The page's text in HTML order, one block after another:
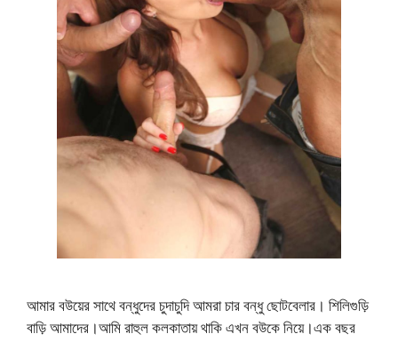
আমার বউয়ের সাথে বন্ধুদের চুদাচুদি আমরা চার বন্ধু ছোটবেলার। শিলিগুড়ি
বাড়ি আমাদের।আমি রাহুল কলকাতায় থাকি এখন বউকে নিয়ে।এক বছর